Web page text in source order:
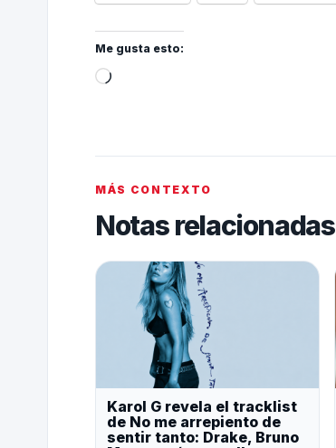
Me gusta esto:
MÁS CONTEXTO
Notas relacionadas
Karol G revela el tracklist
de No me arrepiento de
sentir tanto: Drake, Bruno